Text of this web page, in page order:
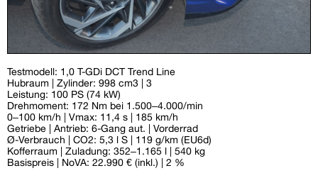
Testmodell: 1,0 T-GDi DCT Trend Line
Hubraum | Zylinder: 998 cm3 | 3
Leistung: 100 PS (74 kW)
Drehmoment: 172 Nm bei 1.500–4.000/min
0–100 km/h | Vmax: 11,4 s | 185 km/h
Getriebe | Antrieb: 6-Gang aut. | Vorderrad
Ø-Verbrauch | CO2: 5,3 l S | 119 g/km (EU6d)
Kofferraum | Zuladung: 352–1.165 l | 540 kg
Basispreis | NoVA: 22.990 € (inkl.) | 2 %